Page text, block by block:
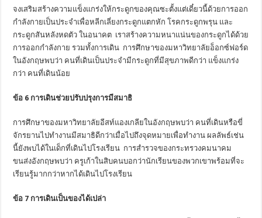
จงเสริมสร้างความแข็งแกร่งให้กระดูกของคุณซะตั้งแต่เดี๋ยวนี้ด้วยการออก
กำลังกายเป็นประจำเพื่อหลีกเลี่ยงกระดูกแตกหัก โรคกระดูกพรุน และ
กระดูกสันหลังหดตัว ในอนาคต เราสร้างความหนาแน่นของกระดูกได้ด้วย
การออกกำลังกาย รวมทั้งการเดิน การศึกษาของมหาวิทยาลัยอ็อกซ์ฟอร์ด
ในอังกฤษพบว่า คนที่เดินเป็นประจำมีกระดูกที่มีสุขภาพดีกว่า แข็งแกร่ง
กว่า คนที่เดินน้อย
ข้อ 6 การเดินช่วยปรับปรุงการมีสมาธิ
การศึกษาของมหาวิทยาลัยอีสท์แองเกลียในอังกฤษพบว่า คนที่เดินหรือขี่
จักรยานไปทำงานมีสมาธิดีกว่าเมื่อไปถึงจุดหมายเพื่อทำงาน ผลลัพธ์เช่น
นี้ยังพบได้ในเด็กที่เดินไปโรงเรียน การสำรวจของกระทรวงคมนาคม
ขนส่งอังกฤษพบว่า ครูเก้าในสิบคนบอกว่านักเรียนของพวกเขาพร้อมที่จะ
เรียนรู้มากกว่าหากได้เดินไปโรงเรียน
ข้อ 7 การเดินเป็นของได้เปล่า